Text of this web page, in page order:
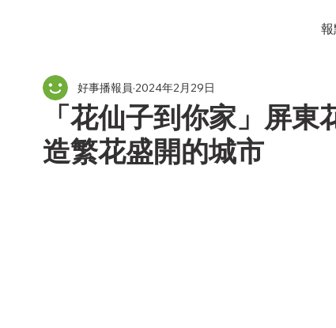
報
「花仙子到你家」屏
造繁花盛開的城市
好事播報員 2024年2月29日